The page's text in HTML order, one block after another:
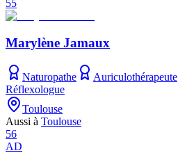
55
Marylène Jamaux
Naturopathe Auriculothérapeute
Réflexologue
Toulouse
Aussi à Toulouse
56
AD